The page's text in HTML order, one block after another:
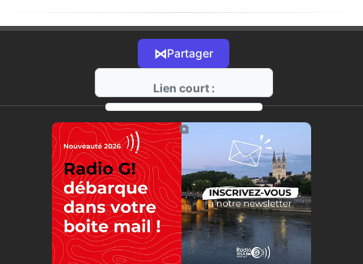
⋈Partager
Lien court :
https://radio-g.fr?r32
⧉